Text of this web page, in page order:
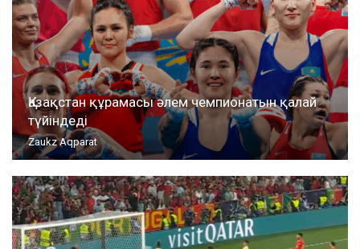
Қазақстан құрамасы әлем чемпионатын қалай
түйіндеді
Zaukz Aqparat